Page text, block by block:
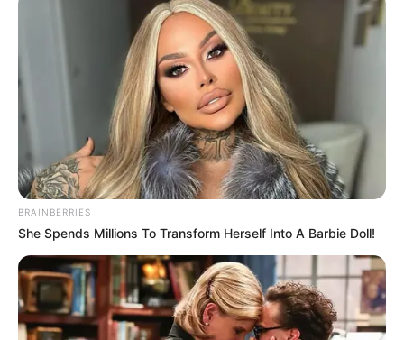
BRAINBERRIES
She Spends Millions To Transform Herself Into A Barbie Doll!